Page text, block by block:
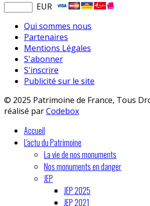
EUR
Qui sommes nous
Partenaires
Mentions Légales
S'abonner
S'inscrire
Publicité sur le site
© 2025 Patrimoine de France, Tous
réalisé parCodebox
Accueil
L'actu du Patrimoine
La vie de nos monuments
Nos monuments en danger
JEP
JEP 2025
JEP 2021